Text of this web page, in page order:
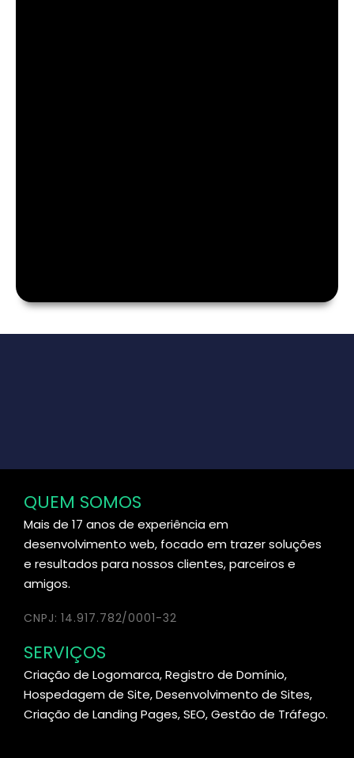
QUEM SOMOS
Mais de 17 anos de experiência em
desenvolvimento web, focado em trazer soluções
e resultados para nossos clientes, parceiros e
amigos.
CNPJ: 14.917.782/0001-32
SERVIÇOS
Criação de Logomarca, Registro de Domínio,
Hospedagem de Site, Desenvolvimento de Sites,
Criação de Landing Pages, SEO, Gestão de Tráfego.